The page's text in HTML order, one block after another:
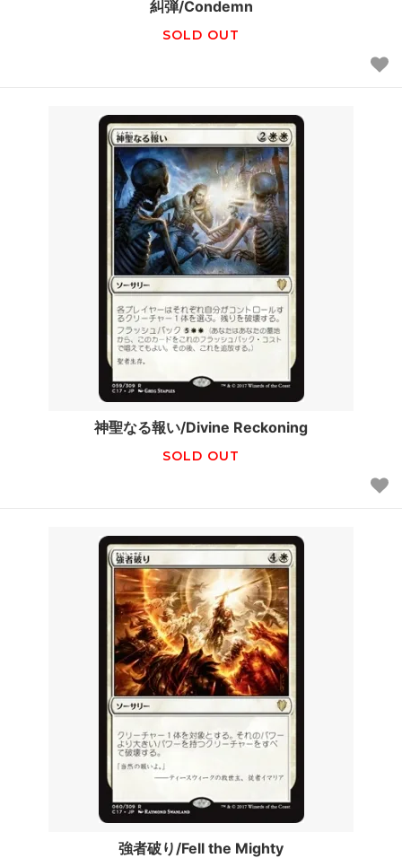
糾弾/Condemn
SOLD OUT
神聖なる報い/Divine Reckoning
SOLD OUT
強者破り/Fell the Mighty